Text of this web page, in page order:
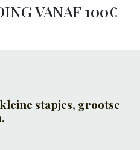
VANAF 100€
stapjes, grootse